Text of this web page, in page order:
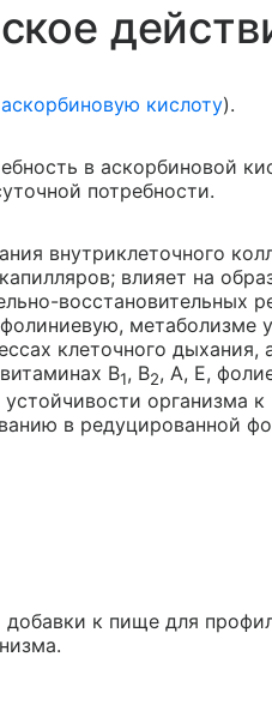
аскорбиновую кислоту).
в аскорбиновой
потребности.
внутриклеточного
влияет на
восстановительных
метаболизме
клеточного дыхания,
B1, B2, A, E,
организма
в редуцированной
добавки к пище для